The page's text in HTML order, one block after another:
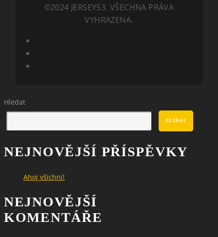
©2024 JERSEY53. VŠECHNA PRÁVA
VYHRAZENA.
Hledat
HLEDAT
NEJNOVĚJŠÍ PŘÍSPĚVKY
Ahoj všichni!
NEJNOVĚJŠÍ
KOMENTÁŘE